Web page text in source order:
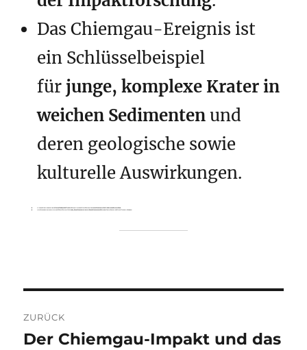
Das Chiemgau-Ereignis ist
ein Schlüsselbeispiel
für junge, komplexe Krater in
weichen Sedimenten und
deren geologische sowie
kulturelle Auswirkungen.
Die Kombination ausDigitalem Geländemodellund moderner Datenanalyse führt zu einemParadigmenwechsel in der Impaktforschung.
Das Chiemgau-Ereignis ist ein Schlüsselbeispiel fürjunge, komplexe Krater in weichen Sedimentenund deren geologische sowie kulturelle Auswirkungen.
ZURÜCK
Vorheriger
Der Chiemgau-Impakt und das